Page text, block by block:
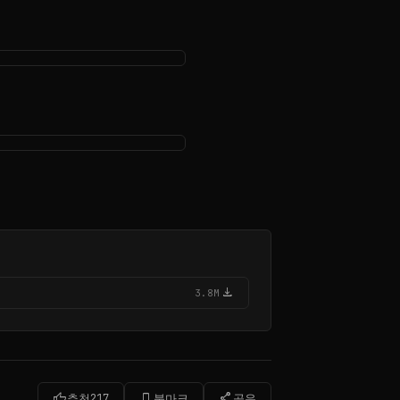
3.8M download